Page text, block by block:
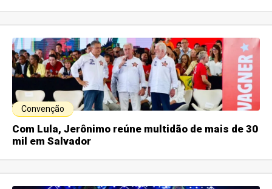
Convenção
Com Lula, Jerônimo reúne multidão de mais de 30
mil em Salvador